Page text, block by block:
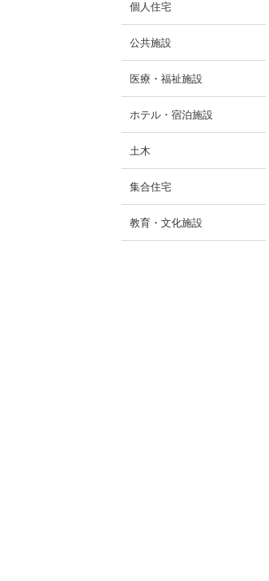
個人住宅
公共施設
医療・福祉施設
ホテル・宿泊施設
土木
集合住宅
教育・文化施設